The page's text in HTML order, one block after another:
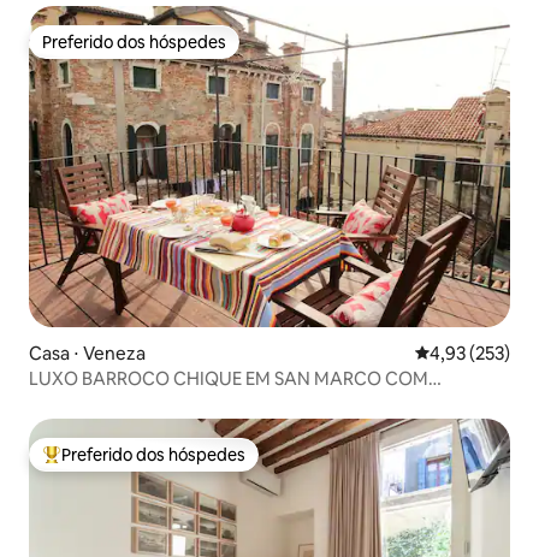
Preferido dos hóspedes
Preferido dos hóspedes
Casa ⋅ Veneza 4,93 de uma
4,93 (253)
LUXO BARROCO CHIQUE EM SAN MARCO COM
Entre os melhores preferidos dos hóspedes
Preferido dos hóspedes